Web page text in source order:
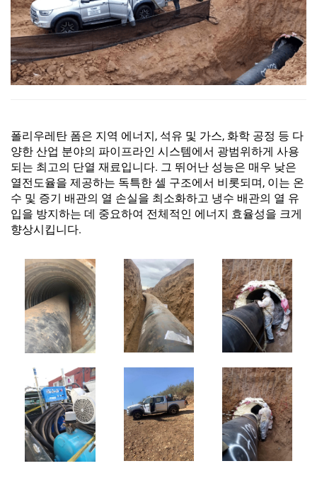
폴리우레탄 폼은 지역 에너지, 석유 및 가스, 화학 공정 등 다
양한 산업 분야의 파이프라인 시스템에서 광범위하게 사용
되는 최고의 단열 재료입니다. 그 뛰어난 성능은 매우 낮은
열전도율을 제공하는 독특한 셀 구조에서 비롯되며, 이는 온
수 및 증기 배관의 열 손실을 최소화하고 냉수 배관의 열 유
입을 방지하는 데 중요하여 전체적인 에너지 효율성을 크게
향상시킵니다.